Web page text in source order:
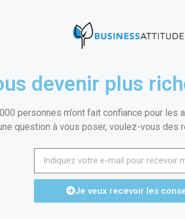
devenir plus
personnes m’ont fait confiance pour les
question à vous poser, voulez-vous des
Je veux recevoir les